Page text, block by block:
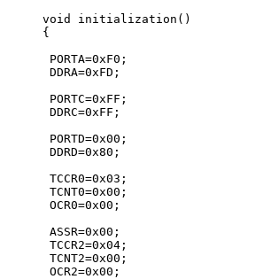
void initialization()
{
PORTA=0xF0;
DDRA=0xFD;
PORTC=0xFF;
DDRC=0xFF;
PORTD=0x00;
DDRD=0x80;
TCCR0=0x03;
TCNT0=0x00;
OCR0=0x00;
ASSR=0x00;
TCCR2=0x04;
TCNT2=0x00;
OCR2=0x00;